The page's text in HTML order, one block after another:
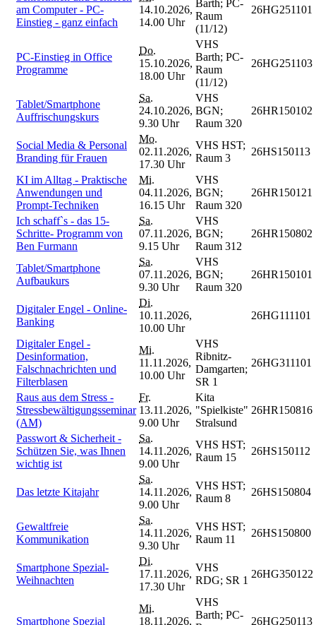
am Computer - PC-
Einstieg - ganz einfach
14.10.2026,
14.00 Uhr
Barth; PC-
Raum
(11/12)
26HG251101
PC-Einstieg in Office
Programme
Do.
15.10.2026,
18.00 Uhr
VHS
Barth; PC-
Raum
(11/12)
26HG251103
Tablet/Smartphone
Auffrischungskurs
Sa.
24.10.2026,
9.30 Uhr
VHS
BGN;
Raum 320
26HR150102
Social Media & Personal
Branding für Frauen
Mo.
02.11.2026,
17.30 Uhr
VHS HST;
Raum 3
26HS150113
KI im Alltag - Praktische
Anwendungen und
Prompt-Techniken
Mi.
04.11.2026,
16.15 Uhr
VHS
BGN;
Raum 320
26HR150121
Ich schaff`s - das 15-
Schritte- Programm von
Ben Furmann
Sa.
07.11.2026,
9.15 Uhr
VHS
BGN;
Raum 312
26HR150802
Tablet/Smartphone
Aufbaukurs
Sa.
07.11.2026,
9.30 Uhr
VHS
BGN;
Raum 320
26HR150101
Digitaler Engel - Online-
Banking
Di.
10.11.2026,
10.00 Uhr
26HG111101
Digitaler Engel -
Desinformation,
Falschnachrichten und
Filterblasen
Mi.
11.11.2026,
10.00 Uhr
VHS
Ribnitz-
Damgarten;
SR 1
26HG311101
Raus aus dem Stress -
Stressbewältigungsseminar
(AM)
Fr.
13.11.2026,
9.00 Uhr
Kita
"Spielkiste"
Stralsund
26HR150816
Passwort & Sicherheit -
Schützen Sie, was Ihnen
wichtig ist
Sa.
14.11.2026,
9.00 Uhr
VHS HST;
Raum 15
26HS150112
Das letzte Kitajahr
Sa.
14.11.2026,
9.00 Uhr
VHS HST;
Raum 8
26HS150804
Gewaltfreie
Kommunikation
Sa.
14.11.2026,
9.30 Uhr
VHS HST;
Raum 11
26HS150800
Smartphone Spezial-
Weihnachten
Di.
17.11.2026,
17.30 Uhr
VHS
RDG; SR 1
26HG350122
Smartphone Spezial
Mi.
18.11.2026,
VHS
Barth; PC-
26HG250113